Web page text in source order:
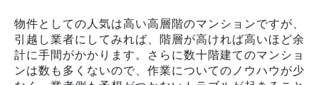
物件としての人気は高い高層階のマンションですが、
引越し業者にしてみれば、階層が高ければ高いほど余
計に手間がかかります。さらに数十階建てのマンショ
ンは数も多くないので、作業についてのノウハウが少